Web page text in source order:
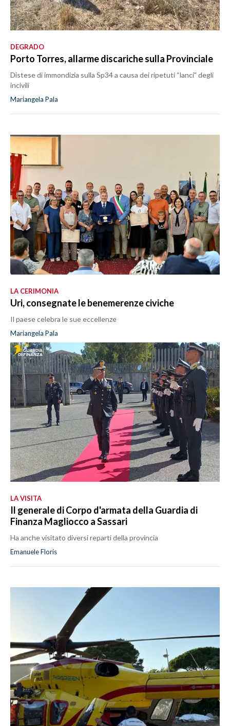
DEGRADO
Porto Torres, allarme discariche sulla Provinciale
Distese di immondizia sulla Sp34 a causa dei ripetuti “lanci” degli
incivili
Mariangela Pala
LA CERIMONIA
Uri, consegnate le benemerenze civiche
Il paese celebra le sue eccellenze
Mariangela Pala
LA VISITA
Il generale di Corpo d'armata della Guardia di
Finanza Magliocco a Sassari
Ha anche visitato diversi reparti della provincia
Emanuele Floris